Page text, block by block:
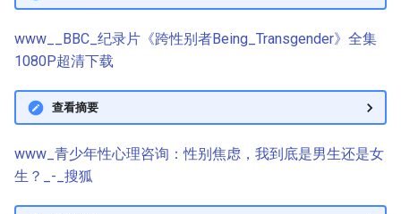
www__BBC_纪录片《跨性别者Being_Transgender》全集
1080P超清下载
查看摘要
www_青少年性心理咨询：性别焦虑，我到底是男生还是女
生？_-_搜狐